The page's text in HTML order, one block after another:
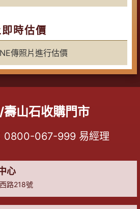
時估價
傳照片進行估價
壽山石收購門市
0800-067-999易經理
心
路218號